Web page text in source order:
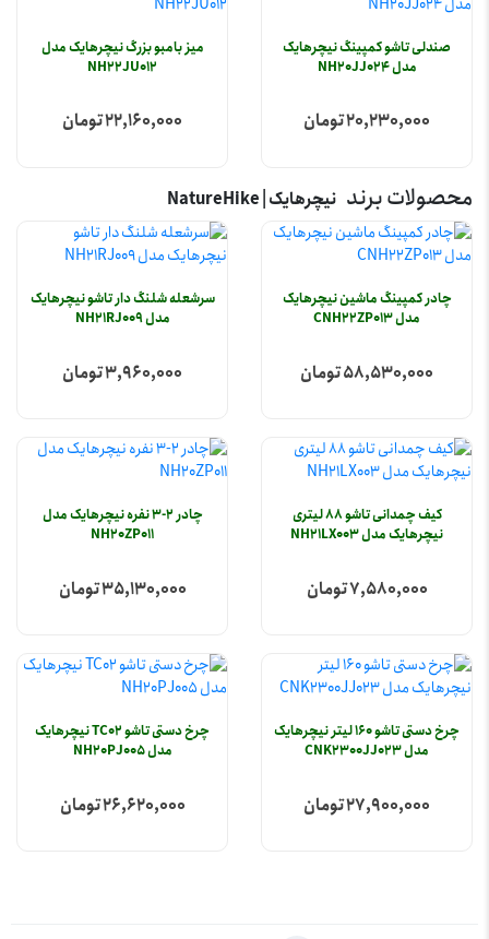
صندلی تاشو کمپینگ نیچرهایک
مدل NH20JJ024
20,230,000 تومان
میز بامبو بزرگ نیچرهایک مدل
NH22JU012
22,160,000 تومان
محصولات برند نیچرهایک | NatureHike
چادر کمپینگ ماشین نیچرهایک
مدل CNH22ZP013
58,530,000 تومان
سرشعله شلنگ دار تاشو نیچرهایک
مدل NH21RJ009
3,960,000 تومان
کیف چمدانی تاشو 88 لیتری
نیچرهایک مدل NH21LX003
7,580,000 تومان
چادر 2-3 نفره نیچرهایک مدل
NH20ZP011
35,130,000 تومان
چرخ دستی تاشو 160 لیتر نیچرهایک
مدل CNK2300JJ023
27,900,000 تومان
چرخ دستی تاشو TC02 نیچرهایک
مدل NH20PJ005
26,620,000 تومان